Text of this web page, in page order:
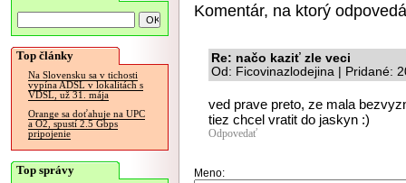
Top články
Na Slovensku sa v tichosti
vypína ADSL v lokalitách s
VDSL, už 31. mája
Orange sa doťahuje na UPC
a O2, spustí 2.5 Gbps
pripojenie
Top správy
Komentár, na ktorý
Re: načo kaziť zle veci
Od: Ficovinazlodejina | Pridané:
ved prave preto, ze mala
tiez chcel vratit do jaskyn :)
Odpovedať
Meno: